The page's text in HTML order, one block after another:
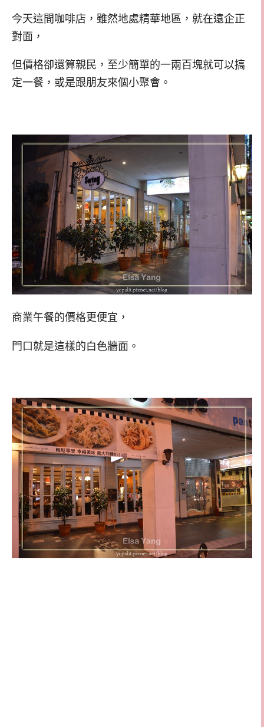
今天這間咖啡店，雖然地處精華地區，就在遠企正
對面，
但價格卻還算親民，至少簡單的一兩百塊就可以搞
定一餐，或是跟朋友來個小聚會。
商業午餐的價格更便宜，
門口就是這樣的白色牆面。